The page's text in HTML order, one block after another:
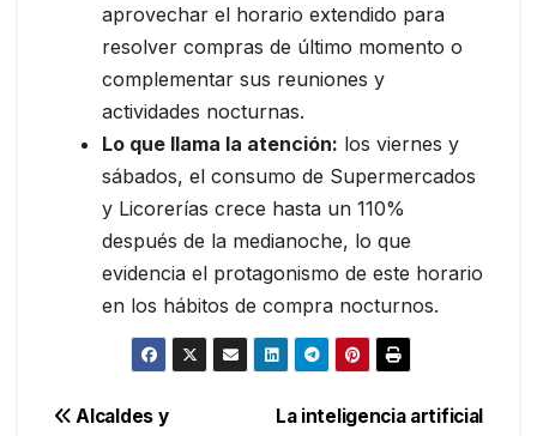
aprovechar el horario extendido para
resolver compras de último momento o
complementar sus reuniones y
actividades nocturnas.
Lo que llama la atención: los viernes y
sábados, el consumo de Supermercados
y Licorerías crece hasta un 110%
después de la medianoche, lo que
evidencia el protagonismo de este horario
en los hábitos de compra nocturnos.
Navegación La inteligencia artificial
Alcaldes y